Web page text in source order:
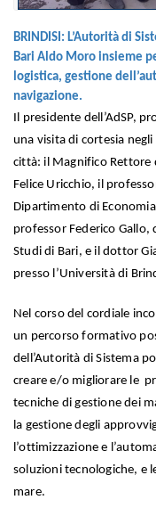
BRINDISI: L’Autorità di
Bari Aldo Moro insieme
logistica, gestione
navigazione.
Il presidente dell’AdSP,
una visita di cortesia
città: il Magnifico Rettore
Felice Uricchio, il
Dipartimento di
professor Federico Gallo,
Studi di Bari, e il dottor
presso l’Università di
Nel corso del cordiale
un percorso formativo
dell’Autorità di Sistema
creare e/o migliorare le
tecniche di gestione dei
la gestione degli
l’ottimizzazione e
soluzioni tecnologiche, e
mare.